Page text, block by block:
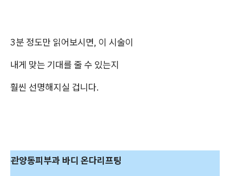
3분 정도만 읽어보시면, 이 시술이
내게 맞는 기대를 줄 수 있는지
훨씬 선명해지실 겁니다.
관양동피부과 바디 온다리프팅